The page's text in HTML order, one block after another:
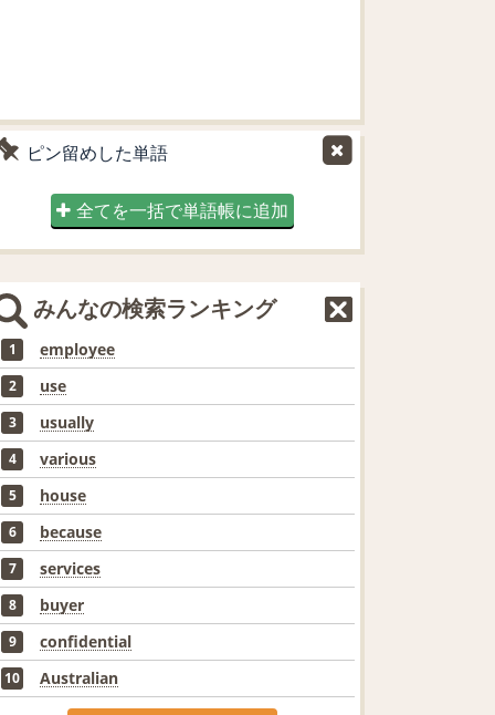
ピン留めした単語
全てを一括で単語帳に追加
みんなの検索ランキング
1 employee
2 use
3 usually
4 various
5 house
6 because
7 services
8 buyer
9 confidential
10 Australian